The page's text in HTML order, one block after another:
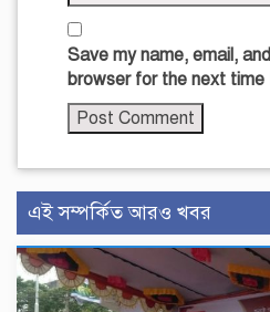
Save my name, email,
browser for the next time
এই সম্পর্কিত আরও খবর